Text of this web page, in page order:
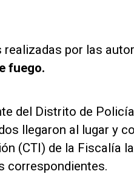
por las
fuego.
del Distrito de
llegaron al lugar y
(CTI) de la Fiscalía
correspondientes.